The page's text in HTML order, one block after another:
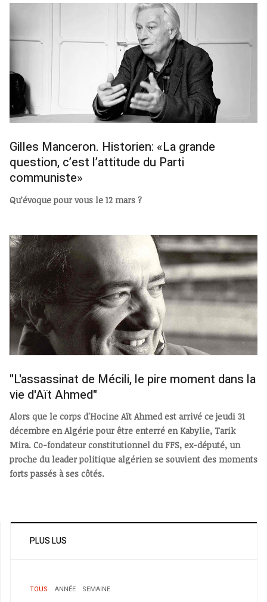
Gilles Manceron. Historien: «La grande
question, c’est l’attitude du Parti
communiste»
Qu’évoque pour vous le 12 mars ?
"L'assassinat de Mécili, le pire moment dans la
vie d'Aït Ahmed"
Alors que le corps d'Hocine Aït Ahmed est arrivé ce jeudi 31
décembre en Algérie pour être enterré en Kabylie, Tarik
Mira. Co-fondateur constitutionnel du FFS, ex-député, un
proche du leader politique algérien se souvient des moments
forts passés à ses côtés.
PLUS LUS
TOUS ANNÉE SEMAINE